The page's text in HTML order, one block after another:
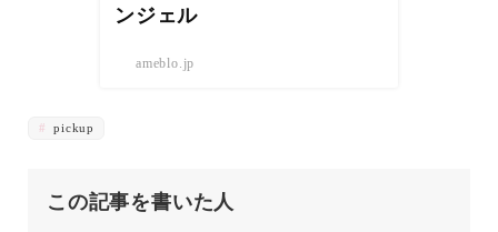
ンジェル
ameblo.jp
pickup
この記事を書いた人